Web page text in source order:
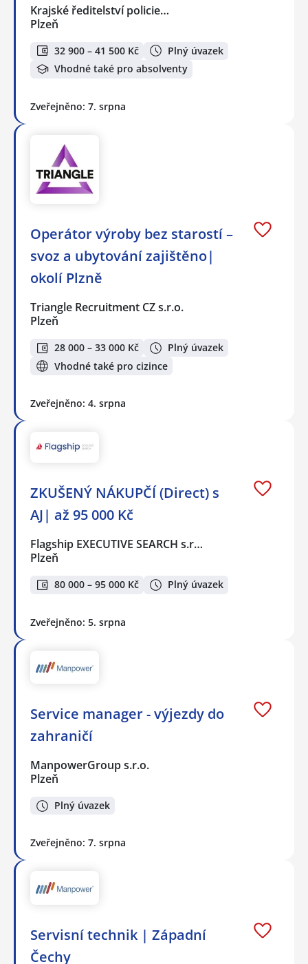
Krajské ředitelství policie…
Plzeň
32 900 – 41 500 Kč
Plný úvazek
Vhodné také pro absolventy
Zveřejněno: 7. srpna
Operátor výroby bez starostí –
svoz a ubytování zajištěno|
okolí Plzně
Triangle Recruitment CZ s.r.o.
Plzeň
28 000 – 33 000 Kč
Plný úvazek
Vhodné také pro cizince
Zveřejněno: 4. srpna
ZKUŠENÝ NÁKUPČÍ (Direct) s
AJ| až 95 000 Kč
Flagship EXECUTIVE SEARCH s.r…
Plzeň
80 000 – 95 000 Kč Plný úvazek
Zveřejněno: 5. srpna
Service manager - výjezdy do
zahraničí
ManpowerGroup s.r.o.
Plzeň
Plný úvazek
Zveřejněno: 7. srpna
Servisní technik | Západní
Čechy